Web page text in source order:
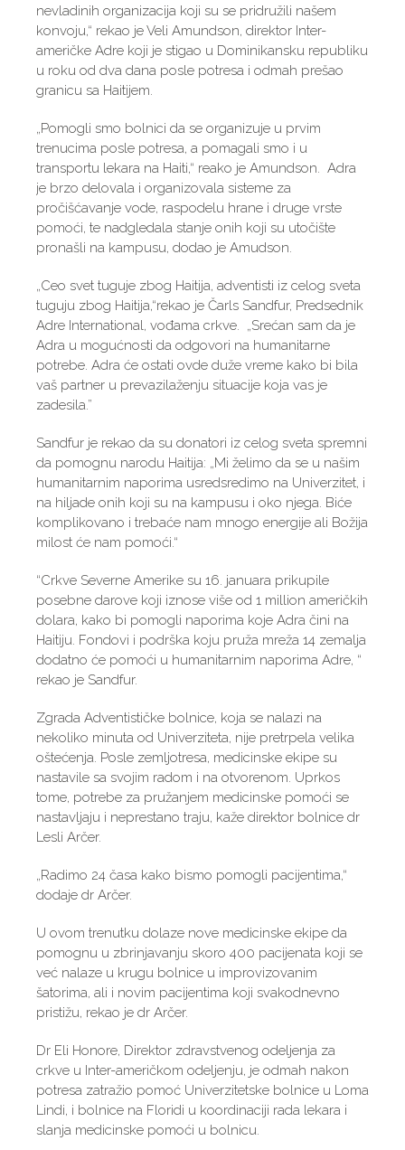
nevladinih organizacija koji su se pridružili našem
konvoju,“ rekao je Veli Amundson, direktor Inter-
američke Adre koji je stigao u Dominikansku republiku
u roku od dva dana posle potresa i odmah prešao
granicu sa Haitijem.
„Pomogli smo bolnici da se organizuje u prvim
trenucima posle potresa, a pomagali smo i u
transportu lekara na Haiti,“ reako je Amundson. Adra
je brzo delovala i organizovala sisteme za
pročišćavanje vode, raspodelu hrane i druge vrste
pomoći, te nadgledala stanje onih koji su utočište
pronašli na kampusu, dodao je Amudson.
„Ceo svet tuguje zbog Haitija, adventisti iz celog sveta
tuguju zbog Haitija,“rekao je Čarls Sandfur, Predsednik
Adre International, vođama crkve. „Srećan sam da je
Adra u mogućnosti da odgovori na humanitarne
potrebe. Adra će ostati ovde duže vreme kako bi bila
vaš partner u prevazilaženju situacije koja vas je
zadesila.”
Sandfur je rekao da su donatori iz celog sveta spremni
da pomognu narodu Haitija: „Mi želimo da se u našim
humanitarnim naporima usredsredimo na Univerzitet, i
na hiljade onih koji su na kampusu i oko njega. Biće
komplikovano i trebaće nam mnogo energije ali Božija
milost će nam pomoći.“
“Crkve Severne Amerike su 16. januara prikupile
posebne darove koji iznose više od 1 million američkih
dolara, kako bi pomogli naporima koje Adra čini na
Haitiju. Fondovi i podrška koju pruža mreža 14 zemalja
dodatno će pomoći u humanitarnim naporima Adre, “
rekao je Sandfur.
Zgrada Adventističke bolnice, koja se nalazi na
nekoliko minuta od Univerziteta, nije pretrpela velika
oštećenja. Posle zemljotresa, medicinske ekipe su
nastavile sa svojim radom i na otvorenom. Uprkos
tome, potrebe za pružanjem medicinske pomoći se
nastavljaju i neprestano traju, kaže direktor bolnice dr
Lesli Arčer.
„Radimo 24 časa kako bismo pomogli pacijentima,“
dodaje dr Arčer.
U ovom trenutku dolaze nove medicinske ekipe da
pomognu u zbrinjavanju skoro 400 pacijenata koji se
već nalaze u krugu bolnice u improvizovanim
šatorima, ali i novim pacijentima koji svakodnevno
pristižu, rekao je dr Arčer.
Dr Eli Honore, Direktor zdravstvenog odeljenja za
crkve u Inter-američkom odeljenju, je odmah nakon
potresa zatražio pomoć Univerzitetske bolnice u Loma
Lindi, i bolnice na Floridi u koordinaciji rada lekara i
slanja medicinske pomoći u bolnicu.